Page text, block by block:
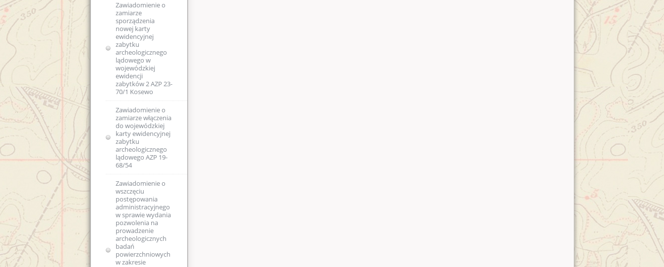
Zawiadomienie o
zamiarze
sporządzenia
nowej karty
ewidencyjnej
zabytku
archeologicznego
lądowego w
wojewódzkiej
ewidencji
zabytków 2 AZP 23-
70/1 Kosewo
Zawiadomienie o
zamiarze włączenia
do wojewódzkiej
karty ewidencyjnej
zabytku
archeologicznego
lądowego AZP 19-
68/54
Zawiadomienie o
wszczęciu
postępowania
administracyjnego
w sprawie wydania
pozwolenia na
prowadzenie
archeologicznych
badań
powierzchniowych
w zakresie